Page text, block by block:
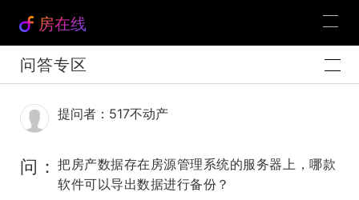
房在线
问答专区
提问者：517不动产
问： 把房产数据存在房源管理系统的服务器上，哪款
软件可以导出数据进行备份？